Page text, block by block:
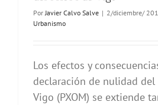
Por Javier Calvo Salve | 2/diciembre/
Urbanismo
Los efectos y
declaración de nulidad
Vigo (PXOM) se extiende